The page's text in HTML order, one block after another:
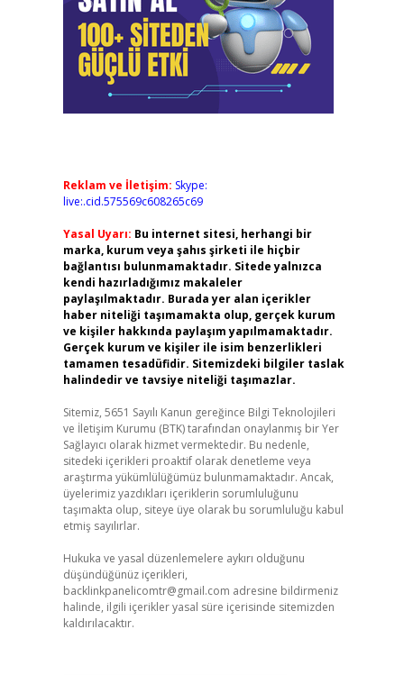
Reklam ve İletişim: Skype:
live:.cid.575569c608265c69
Yasal Uyarı: Bu internet sitesi, herhangi bir
marka, kurum veya şahıs şirketi ile hiçbir
bağlantısı bulunmamaktadır. Sitede yalnızca
kendi hazırladığımız makaleler
paylaşılmaktadır. Burada yer alan içerikler
haber niteliği taşımamakta olup, gerçek kurum
ve kişiler hakkında paylaşım yapılmamaktadır.
Gerçek kurum ve kişiler ile isim benzerlikleri
tamamen tesadüfidir. Sitemizdeki bilgiler taslak
halindedir ve tavsiye niteliği taşımazlar.
Sitemiz, 5651 Sayılı Kanun gereğince Bilgi Teknolojileri
ve İletişim Kurumu (BTK) tarafından onaylanmış bir Yer
Sağlayıcı olarak hizmet vermektedir. Bu nedenle,
sitedeki içerikleri proaktif olarak denetleme veya
araştırma yükümlülüğümüz bulunmamaktadır. Ancak,
üyelerimiz yazdıkları içeriklerin sorumluluğunu
taşımakta olup, siteye üye olarak bu sorumluluğu kabul
etmiş sayılırlar.
Hukuka ve yasal düzenlemelere aykırı olduğunu
düşündüğünüz içerikleri,
backlinkpanelicomtr@gmail.com adresine bildirmeniz
halinde, ilgili içerikler yasal süre içerisinde sitemizden
kaldırılacaktır.